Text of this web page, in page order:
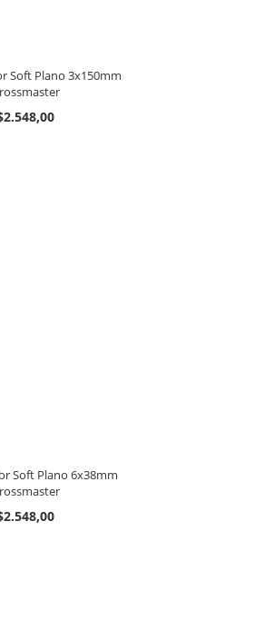
Soft Plano 3x150mm
Soft Plano 6x38mm